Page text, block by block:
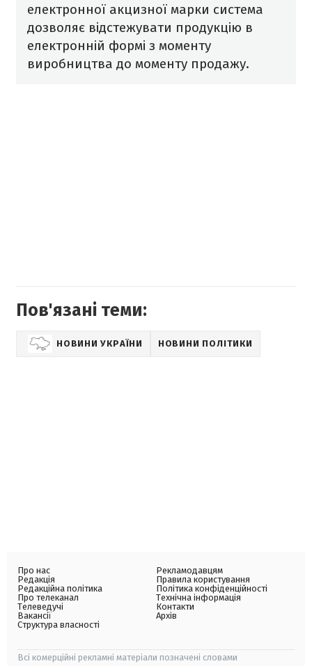
електронної акцизної марки система
дозволяє відстежувати продукцію в
електронній формі з моменту
виробництва до моменту продажу.
Пов'язані теми:
НОВИНИ УКРАЇНИ НОВИНИ ПОЛІТИКИ
Про нас
Редакція
Редакційна політика
Про телеканал
Телеведучі
Вакансії
Структура власності
Рекламодавцям
Правила користування
Політика конфіденційності
Технічна інформація
Контакти
Архів
Всі комерційні рекламні матеріали позначені словами